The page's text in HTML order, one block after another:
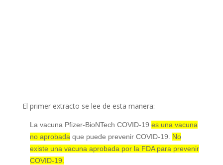
El primer extracto se lee de esta manera:
La vacuna Pfizer-BioNTech COVID-19 es una vacuna
no aprobada que puede prevenir COVID-19. No
existe una vacuna aprobada por la FDA para prevenir
COVID-19.